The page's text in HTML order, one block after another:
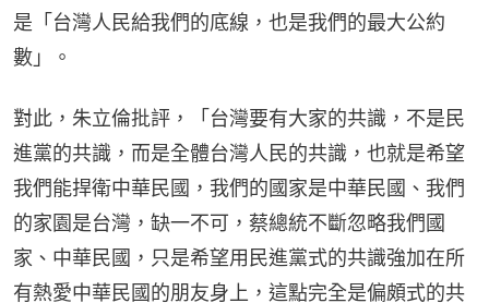
是「台灣人民給我們的底線，也是我們的最大公約
數」。
對此，朱立倫批評，「台灣要有大家的共識，不是民
進黨的共識，而是全體台灣人民的共識，也就是希望
我們能捍衛中華民國，我們的國家是中華民國、我們
的家園是台灣，缺一不可，蔡總統不斷忽略我們國
家、中華民國，只是希望用民進黨式的共識強加在所
有熱愛中華民國的朋友身上，這點完全是偏頗式的共